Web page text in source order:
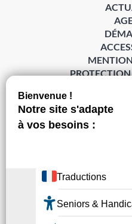
S’abonner
POLITIQUE DE